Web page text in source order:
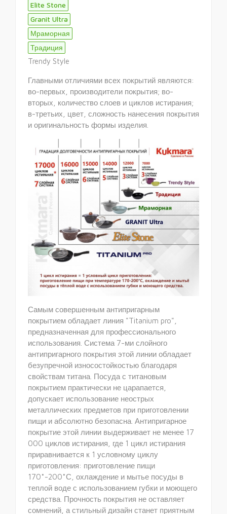
Elite Stone
Granit Ultra
Мраморная
Традиция
Trendy Style
Главными отличиями всех покрытий являются:
во-первых, производители покрытия; во-
вторых, количество слоев и циклов истирания;
в-третьих, цвет, сложность нанесения покрытия
и оригинальность формы изделия.
Самым совершенным антипригарным
покрытием обладает линия "Titanium pro",
предназначенная для профессионального
использования. Система 7-ми слойного
антипригарного покрытия этой линии обладает
безупречной износостойкостью благодаря
свойствам титана. Посуда с титановым
покрытием практически не царапается,
допускает использование неострых
металлических предметов при приготовлении
пищи и абсолютно безопасна. Антипригарное
покрытие этой линии выдерживает не менее 17
000 циклов истирания, где 1 цикл истирания
приравнивается к 1 условному циклу
приготовления: приготовление пищи
170˚-200˚С, охлаждение и мытье посуды в
теплой воде с использованием губки и моющего
средства. Прочность покрытия не оставляет
сомнений, а стильный дизайн станет приятным